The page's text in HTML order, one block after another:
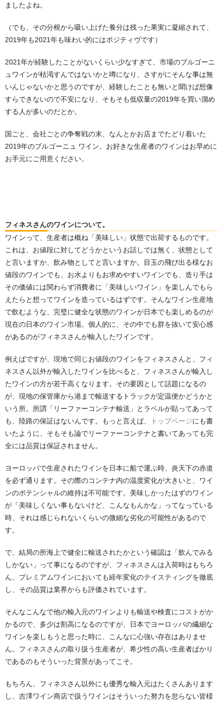
ましたよね。
（でも、その分根から吸い上げた養分は残った果実に凝縮されて、
2019年も2021年も味わい的にはポジティヴです）
2021年が経験したことがないくらい少なすぎて、市場のブルゴーニ
ュワインが枯渇すんではないかと噂になり、さすがにそんな事は無
いんじゃないかと思うのですが、経験したことも無いと聞けば想像
すらできないので不安になり、そもそも低収量の2019年を買い溜め
する人が多いのだとか。
国ごと、会社ごとの争奪戦の末、なんとかお店までたどり着いた
2019年のブルゴーニュ ワイン。お好きな生産者のワインはお早めに
お手元にご用意ください。
フィネスさんのワインについて。
ワインって、生産者は概ね「美味しい」状態で出荷するものです。
これは、お値段に対してどうかというお話しでは無く、状態として
と言いますか、飲み物としてと言いますか。目玉の飛び出る様なお
値段のワインでも、お水よりもお求めやすいワインでも、造り手は
その価値には関わらず消費者に「美味しいワイン」を楽しんでもら
えたらと想ってワインを造っているはずです。そんなワイン生産地
で飲むような、完璧に健全な状態のワインが日本でも楽しめるのが
現在の日本のワイン市場。個人的に、その中でも群を抜いて安心感
があるのがフィネスさんが輸入したワインです。
例えばですが、現地で同じお値段のワインをフィネスさんと、フィ
ネスさん以外が輸入したワインを比べると、フィネスさんが輸入し
たワインの方が若干高くなります。その要因として話題になるの
が、現地の保管庫から港まで輸送するトラックが定温便かどうかと
いう所。所謂「リーファーコンテナ輸送」とラベルが貼ってあって
も、陸路の保証はないんです。もっと言えば、
トップページにも書
いたように、そもそも論でリーファーコンテナと書いてあっても完
全には品質は保証されません。
ヨーロッパで生産されたワインを日本に船で運ぶ時、炎天下の赤道
を必ず通ります。その際のコンテナ内の温度変化が大きいと、ワイ
ンのポテンシャルの維持は不可能です。美味しかったはずのワイン
が「美味しくない事もないけど、こんなもんかな」ってなっている
時、それは感じられないくらいの微細な劣化の可能性があるので
す。
で、結局の所海上で健全に輸送されたかという確認は「飲んでみる
しかない」って事になるのですが、フィネスさんは入荷時はもちろ
ん、プレミアムワインにおいても経年変化のテイスティングを徹底
し、その品質は業界からも評価されています。
そんなこんなで他の輸入元のワインよりも輸送や検査にコストがか
かるので、多少は割高になるのですが、日本でヨーロッパの繊細な
ワインを楽しもうと思った時に、こんなに心強い存在はありませ
ん。フィネスさんの取り扱う生産者が、希少性の高い生産者ばかり
であるのもそういった背景があってこそ。
もちろん、フィネスさん以外にも優秀な輸入元はたくさんあります
し、吉澤ワイン商店で扱うワインはそういった努力を怠らない皆様